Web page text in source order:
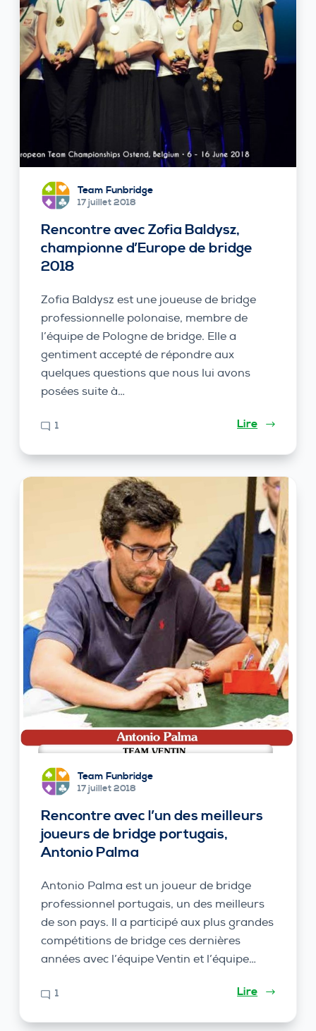
Team Funbridge
17 juillet 2018
Rencontre avec Zofia Baldysz,
championne d’Europe de bridge
2018
Zofia Baldysz est une joueuse de bridge
professionnelle polonaise, membre de
l’équipe de Pologne de bridge. Elle a
gentiment accepté de répondre aux
quelques questions que nous lui avons
posées suite à…
1 Lire
Team Funbridge
17 juillet 2018
Rencontre avec l’un des meilleurs
joueurs de bridge portugais,
Antonio Palma
Antonio Palma est un joueur de bridge
professionnel portugais, un des meilleurs
de son pays. Il a participé aux plus grandes
compétitions de bridge ces dernières
années avec l’équipe Ventin et l’équipe…
1 Lire